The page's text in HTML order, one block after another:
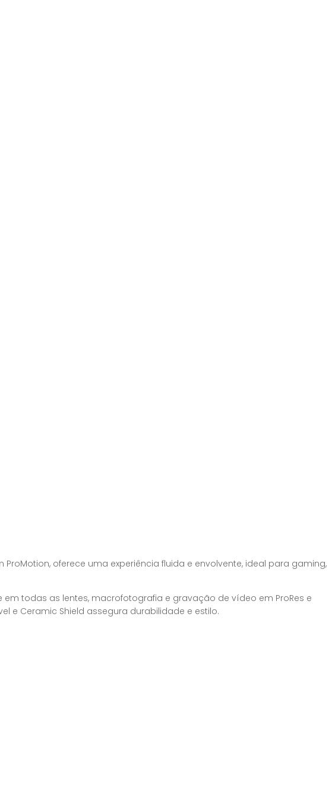
ProMotion, oferece uma experiência fluida e envolvente, ideal para gaming,
todas as lentes, macrofotografia e gravação de vídeo em ProRes e
e Ceramic Shield assegura durabilidade e estilo.